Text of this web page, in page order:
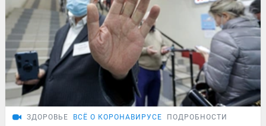
ЗДОРОВЬЕ ВСЁ О КОРОНАВИРУСЕ ПОДРОБНОСТИ